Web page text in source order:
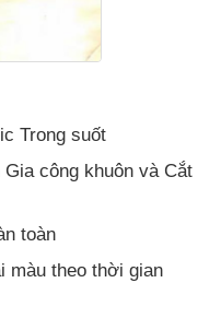
Trong suốt
công khuôn và Cắt
toàn
màu theo thời gian